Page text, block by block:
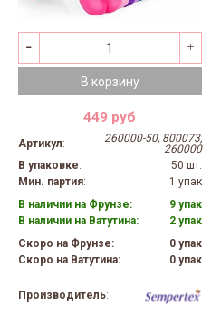
В корзину
449 руб
Артикул:
260000-50, 800073,
260000
В упаковке:
50 шт.
Мин. партия:
1 упак
В наличии на Фрунзе:
9 упак
В наличии на Ватутина:
2 упак
Скоро на Фрунзе:
0 упак
Скоро на Ватутина:
0 упак
Производитель: